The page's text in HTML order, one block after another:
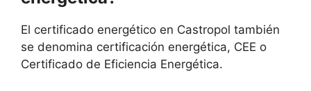
El certificado energético en Castropol también
se denomina certificación energética, CEE o
Certificado de Eficiencia Energética.